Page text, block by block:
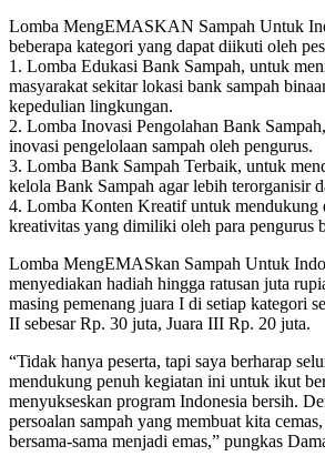
Lomba MengEMASKAN Sampah Untuk
beberapa kategori yang dapat diikuti oleh
1. Lomba Edukasi Bank Sampah, untuk
masyarakat sekitar lokasi bank sampah
kepedulian lingkungan.
2. Lomba Inovasi Pengolahan Bank
inovasi pengelolaan sampah oleh pengurus.
3. Lomba Bank Sampah Terbaik, untuk
kelola Bank Sampah agar lebih terorganisir
4. Lomba Konten Kreatif untuk mendukung
kreativitas yang dimiliki oleh para pengurus
Lomba MengEMASkan Sampah Untuk
menyediakan hadiah hingga ratusan juta
masing pemenang juara I di setiap kategori
II sebesar Rp. 30 juta, Juara III Rp. 20 juta.
“Tidak hanya peserta, tapi saya berharap
mendukung penuh kegiatan ini untuk ikut
menyukseskan program Indonesia bersih.
persoalan sampah yang membuat kita
bersama-sama menjadi emas,” pungkas